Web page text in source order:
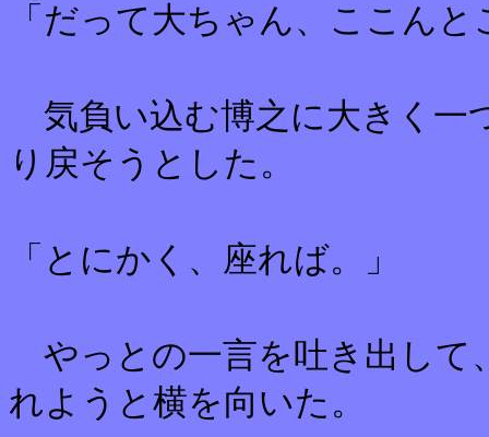
「だって大ちゃん、ここん
気負い込む博之に大きく一
り戻そうとした。
「とにかく、座れば。」
やっとの一言を吐き出して
れようと横を向いた。